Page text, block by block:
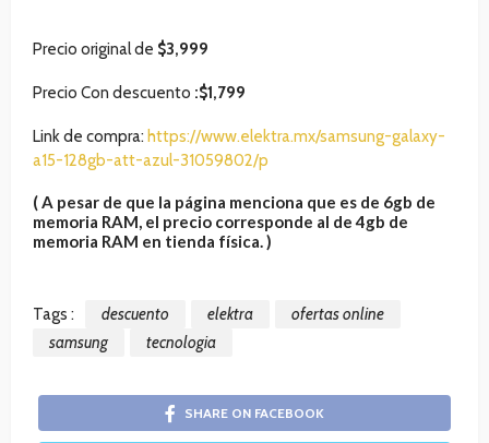
Precio original de $3,999
Precio Con descuento :$1,799
Link de compra: https://www.elektra.mx/samsung-galaxy-
a15-128gb-att-azul-31059802/p
( A pesar de que la página menciona que es de 6gb de
memoria RAM, el precio corresponde al de 4gb de
memoria RAM en tienda física. )
Tags : descuento elektra
ofertas online
samsung
tecnologia
SHARE ON FACEBOOK